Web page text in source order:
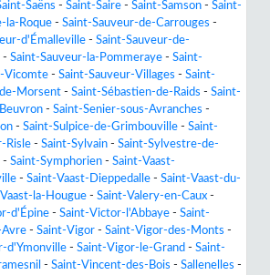
Saëns - Saint-Saire - Saint-Samson - Saint-
la-Roque - Saint-Sauveur-de-Carrouges -
d'Émalleville - Saint-Sauveur-de-
- Saint-Sauveur-la-Pommeraye - Saint-
Vicomte - Saint-Sauveur-Villages - Saint-
Morsent - Saint-Sébastien-de-Raids - Saint-
- Saint-Senier-sous-Avranches -
- Saint-Sulpice-de-Grimbouville - Saint-
Risle - Saint-Sylvain - Saint-Sylvestre-de-
- Saint-Symphorien - Saint-Vaast-
- Saint-Vaast-Dieppedalle - Saint-Vaast-du-
la-Hougue - Saint-Valery-en-Caux -
d'Épine - Saint-Victor-l'Abbaye - Saint-
- Saint-Vigor - Saint-Vigor-des-Monts -
d'Ymonville - Saint-Vigor-le-Grand - Saint-
- Saint-Vincent-des-Bois - Sallenelles -